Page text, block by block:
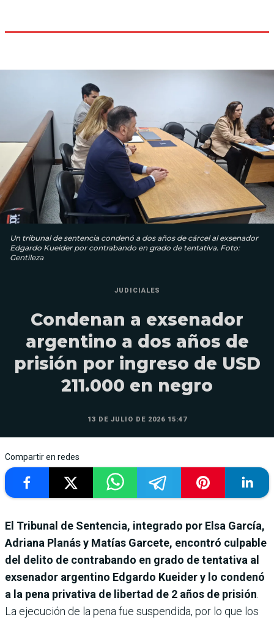
Un tribunal de sentencia condenó a dos años de cárcel al exsenador
Edgardo Kueider por contrabando en grado de tentativa. Foto:
Gentileza
JUDICIALES
Condenan a exsenador
argentino a dos años de
prisión por ingreso de USD
211.000 en negro
13 DE JULIO DE 2026 15:47
Compartir en redes
El Tribunal de Sentencia, integrado por Elsa García,
Adriana Planás y Matías Garcete, encontró culpable
del delito de contrabando en grado de tentativa al
exsenador argentino Edgardo Kueider y lo condenó
a la pena privativa de libertad de 2 años de prisión
La ejecución de la pena fue suspendida, por lo que los